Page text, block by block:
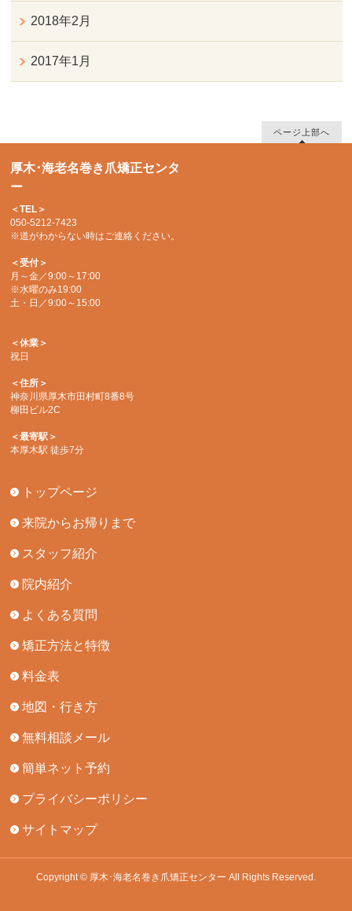
2018年2月
2017年1月
ページ上部へ
厚木･海老名巻き爪矯正センタ
ー
＜TEL＞
050-5212-7423
※道がわからない時はご連絡ください。
＜受付＞
月～金／9:00～17:00
※水曜のみ19:00
土・日／9:00～15:00
＜休業＞
祝日
＜住所＞
神奈川県厚木市田村町8番8号
柳田ビル2C
＜最寄駅＞
本厚木駅 徒歩7分
トップページ
来院からお帰りまで
スタッフ紹介
院内紹介
よくある質問
矯正方法と特徴
料金表
地図・行き方
無料相談メール
簡単ネット予約
プライバシーポリシー
サイトマップ
Copyright © 厚木･海老名巻き爪矯正センター All Rights Reserved.